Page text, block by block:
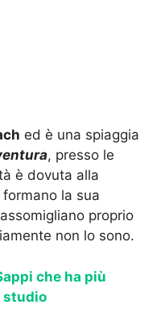
ed è una spiaggia
, presso le
è dovuta alla
la sua
proprio
non lo sono.
che ha più
studio